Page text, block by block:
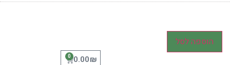
הוספה לסל
0.00₪
0